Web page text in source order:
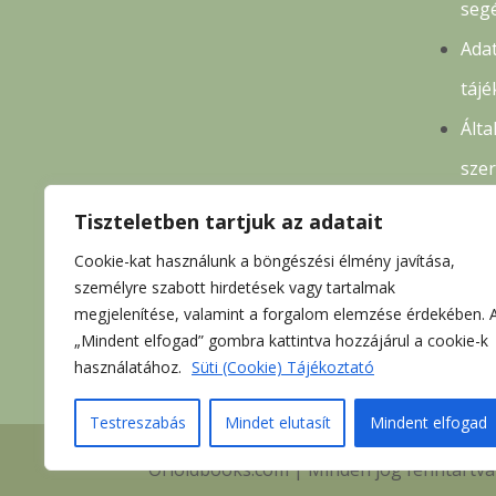
Tiszteletben tartjuk az adatait
Cookie-kat használunk a böngészési élmény javítása,
személyre szabott hirdetések vagy tartalmak
megjelenítése, valamint a forgalom elemzése érdekében.
„Mindent elfogad” gombra kattintva hozzájárul a cookie-k
használatához. Süti (Cookie) Tájékoztató
Testreszabás Mindet elutasít Mindent elfogad
Orioldbooks.com | Minden jog